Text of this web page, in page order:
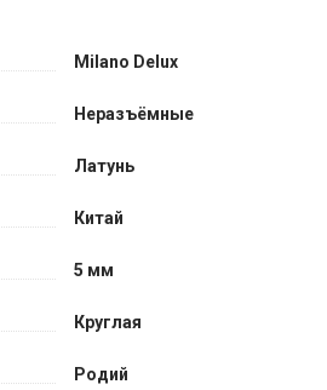
Milano Delux
Неразъёмные
Латунь
Китай
5 мм
Круглая
Родий